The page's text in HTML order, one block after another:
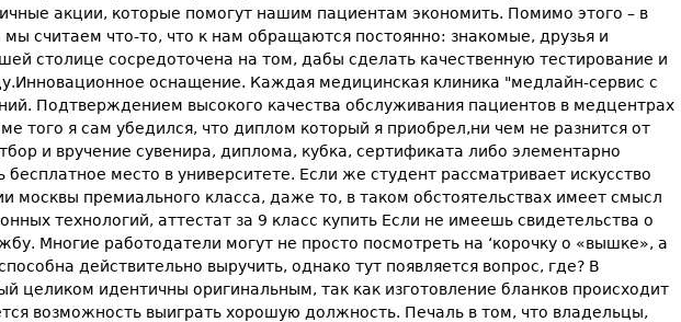
акции, которые помогут нашим пациентам экономить. Помимо этого – в
считаем что-то, что к нам обращаются постоянно: знакомые, друзья и
столице сосредоточена на том, дабы сделать качественную тестирование и
оснащение. Каждая медицинская клиника "медлайн-сервис с
Подтверждением высокого качества обслуживания пациентов в медцентрах
того я сам убедился, что диплом который я приобрел,ни чем не разнится от
и вручение сувенира, диплома, кубка, сертификата либо элементарно
место в университете. Если же студент рассматривает искусство
премиального класса, даже то, в таком обстоятельствах имеет смысл
технологий, аттестат за 9 класс купить Если не имеешь свидетельства о
Многие работодатели могут не просто посмотреть на ‘корочку о «вышке», а
действительно выручить, однако тут появляется вопрос, где? В
идентичны оригинальным, так как изготовление бланков происходит
возможность выиграть хорошую должность. Печаль в том, что владельцы,